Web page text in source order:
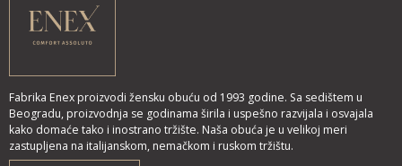
Fabrika Enex proizvodi žensku obuću od 1993 godine. Sa sedištem u
Beogradu, proizvodnja se godinama širila i uspešno razvijala i osvajala
kako domaće tako i inostrano tržište. Naša obuća je u velikoj meri
zastupljena na italijanskom, nemačkom i ruskom tržištu.